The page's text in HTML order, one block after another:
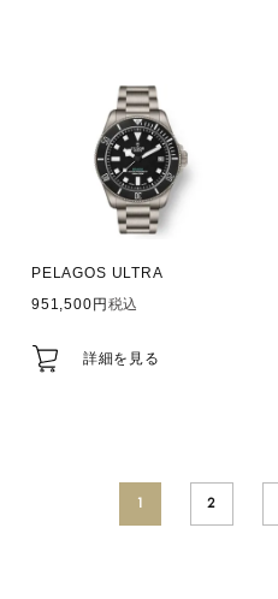
PELAGOS ULTRA
951,500
税込
詳細を見る
1 2